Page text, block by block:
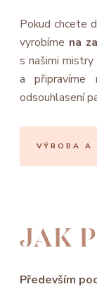
Pokud chcete
vyrobíme na
s našimi mistry
a připravíme
odsouhlasení
VÝROBA A
JAK
Především